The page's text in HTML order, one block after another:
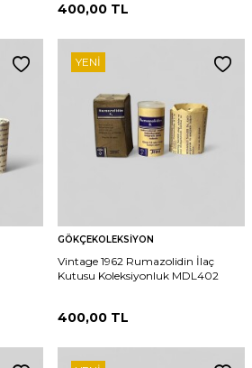
400,00 TL
YENI
GÖKÇEKOLEKSIYON
Vintage 1962 Rumazolidin İlaç
Kutusu Koleksiyonluk MDL402
400,00 TL